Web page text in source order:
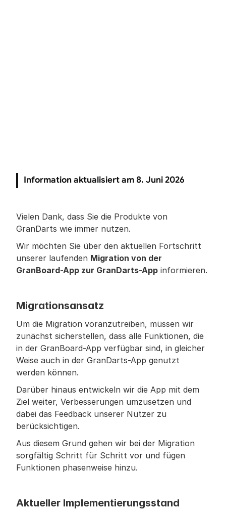
Information aktualisiert am 8. Juni 2026
Vielen Dank, dass Sie die Produkte von
GranDarts wie immer nutzen.
Wir möchten Sie über den aktuellen Fortschritt
unserer laufenden Migration von der
GranBoard-App zur GranDarts-App informieren.
Migrationsansatz
Um die Migration voranzutreiben, müssen wir
zunächst sicherstellen, dass alle Funktionen, die
in der GranBoard-App verfügbar sind, in gleicher
Weise auch in der GranDarts-App genutzt
werden können.
Darüber hinaus entwickeln wir die App mit dem
Ziel weiter, Verbesserungen umzusetzen und
dabei das Feedback unserer Nutzer zu
berücksichtigen.
Aus diesem Grund gehen wir bei der Migration
sorgfältig Schritt für Schritt vor und fügen
Funktionen phasenweise hinzu.
Aktueller Implementierungsstand